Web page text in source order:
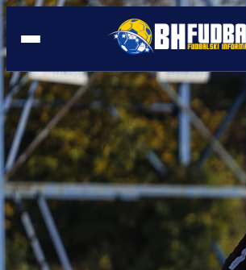
VELIKI USPJEH
20:51, 17.05.2026